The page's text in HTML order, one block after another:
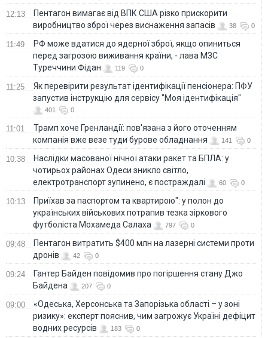
12:13
Пентагон вимагає від ВПК США різко прискорити
виробництво зброї через виснаження запасів
38 0
11:49
РФ може вдатися до ядерної зброї, якщо опиниться
перед загрозою виживання країни, - лава МЗС
Туреччини Фідан
119 0
11:25
Як перевірити результат ідентифікації пенсіонера: ПФУ
запустив інструкцію для сервісу "Моя ідентифікація"
401 0
11:01
Трамп хоче Гренландії: пов'язана з його оточенням
компанія вже везе туди бурове обладнання
141 0
10:38
Наслідки масованої нічної атаки ракет та БПЛА: у
чотирьох районах Одеси зникло світло,
електротранспорт зупинено, є постраждалі
60 0
10:13
Приїхав за паспортом та квартирою": у полон до
українських військових потрапив тезка зіркового
футболіста Мохамеда Салаха
797 0
09:48
Пентагон витратить $400 млн на лазерні системи проти
дронів
42 0
09:24
Гантер Байден повідомив про погіршення стану Джо
Байдена
207 0
09:00
«Одеська, Херсонська та Запорізька області – у зоні
ризику»: експерт пояснив, чим загрожує Україні дефіцит
водних ресурсів
183 0